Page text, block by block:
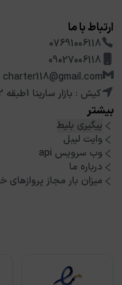
ارتباط با ما
07691006118
09027006118
charter118@gmail.com
کیش : بازار سارینا 1طبقه 2 واحد209
بیشتر
پیگیری بلیط
وایت لیبل
وب سرویس api
درباره ما
میزان بار مجاز پروازهای